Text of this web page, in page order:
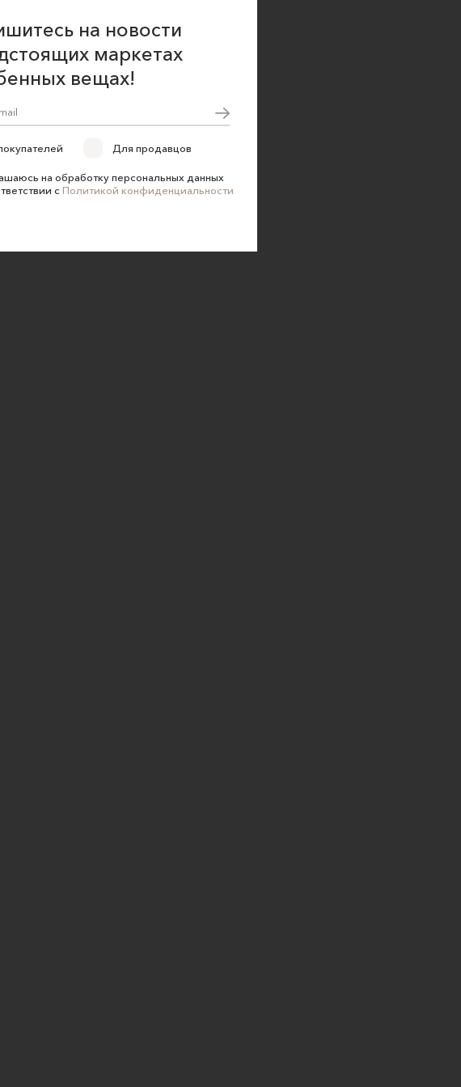
на новости
маркетах
вещах!
Для продавцов
на обработку персональных данных
с Политикой конфиденциальности